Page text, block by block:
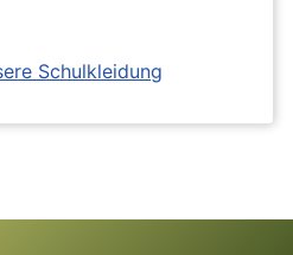
Schulkleidung